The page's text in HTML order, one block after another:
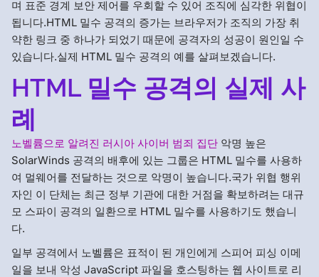
며 표준 경계 보안 제어를 우회할 수 있어 조직에 심각한 위협이
됩니다.HTML 밀수 공격의 증가는 브라우저가 조직의 가장 취
약한 링크 중 하나가 되었기 때문에 공격자의 성공이 원인일 수
있습니다.실제 HTML 밀수 공격의 예를 살펴보겠습니다.
HTML 밀수 공격의 실제 사
례
노벨륨으로 알려진 러시아 사이버 범죄 집단 악명 높은
SolarWinds 공격의 배후에 있는 그룹은 HTML 밀수를 사용하
여 멀웨어를 전달하는 것으로 악명이 높습니다.국가 위협 행위
자인 이 단체는 최근 정부 기관에 대한 거점을 확보하려는 대규
모 스파이 공격의 일환으로 HTML 밀수를 사용하기도 했습니
다.
일부 공격에서 노벨륨은 표적이 된 개인에게 스피어 피싱 이메
일을 보내 악성 JavaScript 파일을 호스팅하는 웹 사이트로 리